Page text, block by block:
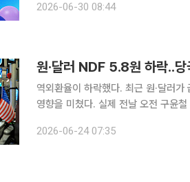
가했다. 이는 국내 TDF 운용사 가운
2026-06-30 08:44
원·달러 NDF 5.8원 하락..당
역외환율이 하락했다. 최근 원·달러
영향을 미쳤다. 실제 전날 오전 구윤
욕증시는 일제히 하락했고, 달러인덱
2026-06-24 07:35